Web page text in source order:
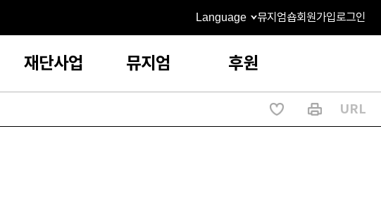
Language 뮤지엄숍회원가입로그인
재단사업 뮤지엄 후원
URL